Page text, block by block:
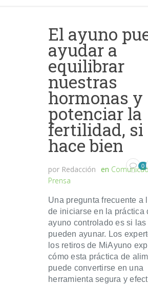
El ayuno
ayudar a
equilibrar
nuestras
hormonas y
potenciar la
fertilidad, si
hace bien
por Redacción en
Prensa
0
Una pregunta frecuente a
de iniciarse en la práctica
ayuno controlado es si las
pueden ayunar. Los
los retiros de MiAyuno
cómo esta práctica de
puede convertirse en una
herramienta segura y